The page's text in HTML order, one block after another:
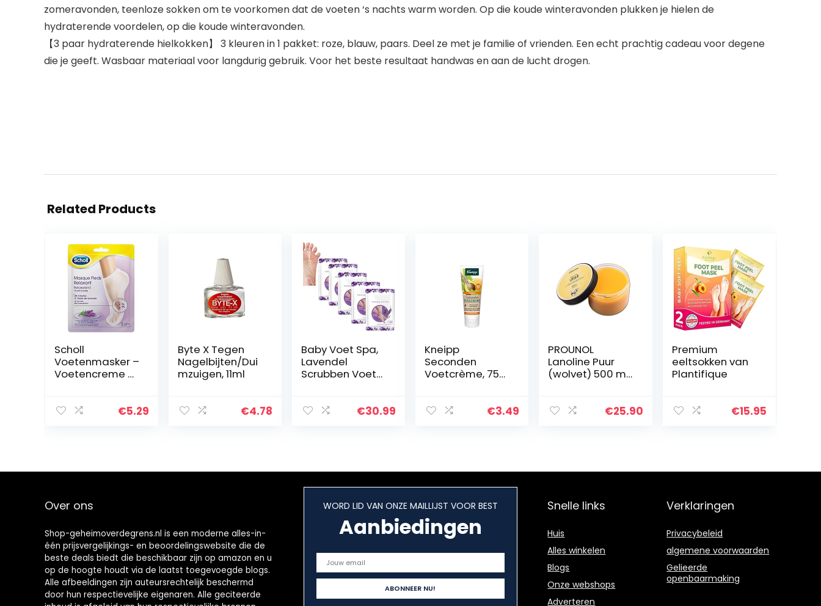
zomeravonden, teenloze sokken om te voorkomen dat de voeten ‘s nachts warm worden. Op die koude winteravonden plukken je hielen de
hydraterende voordelen, op die koude winteravonden.
【3 paar hydraterende hielkokken】 3 kleuren in 1 pakket: roze, blauw, paars. Deel ze met je familie of vrienden. Een echt prachtig cadeau voor degene
die je geeft. Wasbaar materiaal voor langdurig gebruik. Voor het beste resultaat handwas en aan de lucht drogen.
Related Products
Scholl
Voetenmasker –
Voetencreme –
Lavendel –
€5.29
Byte X Tegen
Nagelbijten/Dui
mzuigen, 11ml
€4.78
Baby Voet Spa,
Lavendel
Scrubben Voet
Baby zachte
€30.99
Kneipp
Seconden
Voetcrème, 75
€3.49
PROUNOL
Lanoline Puur
(wolvet) 500 ml
crème voor€25.90
Premium
eeltsokken van
Plantifique
€15.95
Over ons
Shop-geheimoverdegrens.nl is een moderne alles-in-
één prijsvergelijkings- en beoordelingswebsite die de
beste deals biedt die beschikbaar zijn op amazon en u
op de hoogte houdt via de laatst toegevoegde blogs.
Alle afbeeldingen zijn auteursrechtelijk beschermd
door hun respectievelijke eigenaren. Alle geciteerde
WORD LID VAN ONZE MAILLIJST VOOR BEST
Aanbiedingen
Snelle links
Huis
Alles winkelen
Blogs
Onze webshops
Adverteren
Verklaringen
Privacybeleid
algemene voorwaarden
Gelieerde
openbaarmaking